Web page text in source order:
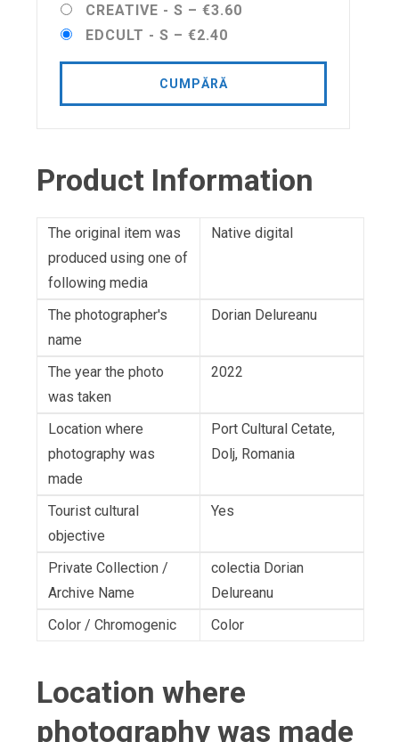
CREATIVE - S – €3.60
EDCULT - S – €2.40
CUMPĂRĂ
Product Information
The original item was
produced using one of
following media
Native digital
The photographer's
name
Dorian Delureanu
The year the photo
was taken
2022
Location where
photography was
made
Port Cultural Cetate,
Dolj, Romania
Tourist cultural
objective
Yes
Private Collection /
Archive Name
colectia Dorian
Delureanu
Color / Chromogenic
Color
Location where
photography was made